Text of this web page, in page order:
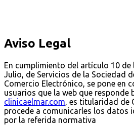
Aviso Legal
En cumplimiento del artículo 10 de
Julio, de Servicios de la Sociedad
Comercio Electrónico, se pone en
usuarios que la web que responde
clinicaelmar.com, es titularidad de
procede a comunicarles los datos
por la referida normativa